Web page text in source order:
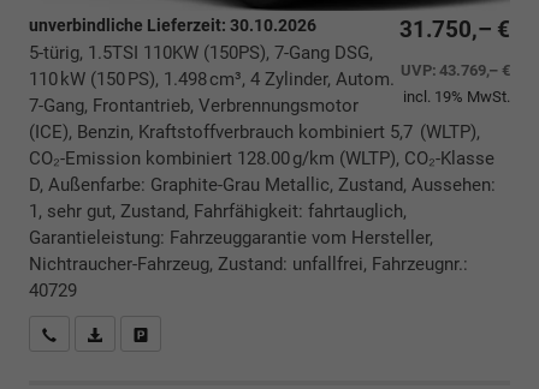
31.750,– €
UVP:43.769,– €
incl. 19% MwSt.
unverbindliche Lieferzeit: 30.10.2026
5-türig, 1.5TSI 110KW (150PS), 7-Gang DSG,
110 kW (150 PS), 1.498 cm³, 4 Zylinder, Autom.
7-Gang, Frontantrieb, Verbrennungsmotor
(ICE), Benzin, Kraftstoffverbrauch kombiniert 5,7 (WLTP),
CO₂-Emission kombiniert 128.00 g/km (WLTP), CO₂-Klasse
D, Außenfarbe: Graphite-Grau Metallic, Zustand, Aussehen:
1, sehr gut, Zustand, Fahrfähigkeit: fahrtauglich,
Garantieleistung: Fahrzeuggarantie vom Hersteller,
Nichtraucher-Fahrzeug, Zustand: unfallfrei, Fahrzeugnr.:
40729
Rückrufbitte absenden
PDF-Datei, Fahrzeugexposé drucken